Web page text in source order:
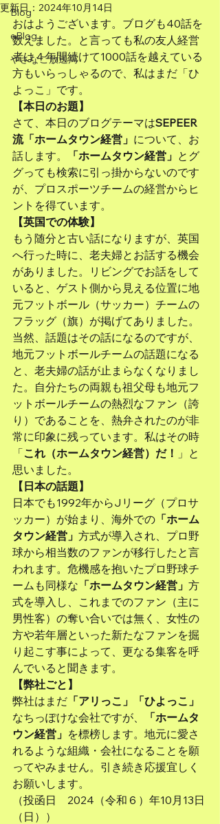
Blog
eBlog
やさなご放送局
更新日： 2024年10月14日
おはようございます。ブログも40話を
数えました。と言っても私の友人経営
者は４年間続けて1000話を越えている
方もいらっしゃるので、私はまだ「ひ
よっこ」です。
【本日のお題】
さて、本日のブログテーマはSEPEER
流「ホームタウン経営」 について、お
話します。
「ホームタウン経営」 とグ
グっても検索に引っ掛からないのです
が、プロスポーツチームの経営からヒ
ントを得ています。
【英国での体験】
もう随分と古い話になりますが、英国
へ行った時に、老夫婦とお話する機会
がありました。リビングでお話をして
いると、ゲスト側から見える位置に地
元フットボール（サッカー）チームの
フラッグ（旗）が掲げてありました。
当然、話題はその話になるのですが、
地元フットボールチームの話題になる
と、老夫婦の話が止まらなくなりまし
た。自分たちの両親も祖父母も地元フ
ットボールチームの熱烈なファン（誇
り）であることを、熱弁されたのが非
常に印象に残っています。私はその時
「これ（ホームタウン経営）だ！ 」と
思いました。
【日本の話題】
日本でも1992年からJリーグ（プロサ
ッカー）が始まり、海外での 「ホーム
タウン経営」 方式が導入され、プロ野
球から相当数のファンが移行したと言
われます。危機感を抱いたプロ野球チ
ームも同様な 「ホームタウン経営」 方
式を導入し、これまでのファン（主に
男性客）の奪い合いでは無く、女性の
方や若年層といった新たなファンを掘
り起こす事によって、更なる集客を呼
んでいると聞きます。
【弊社ごと】
弊社はまだ 「アリっこ」「ひよっこ」
なちっぽけな会社ですが、
「ホームタ
ウン経営」 を標榜します。地元に愛さ
れるような組織・会社になることを願
ってやみません。引き続き応援宜しく
お願いします。
（投函日　2024（令和６）年10月13日
（日））